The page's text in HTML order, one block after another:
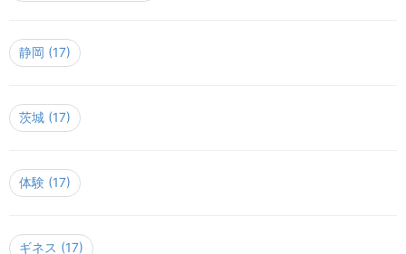
静岡 (17)
茨城 (17)
体験 (17)
ギネス (17)